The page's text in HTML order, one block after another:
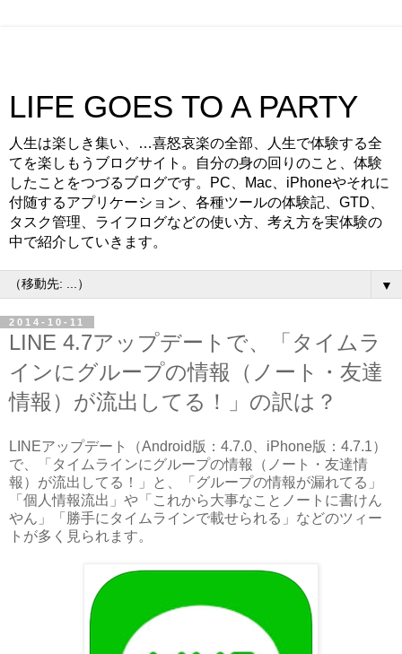
LIFE GOES TO A PARTY
人生は楽しき集い、…喜怒哀楽の全部、人生で体験する全
てを楽しもうブログサイト。自分の身の回りのこと、体験
したことをつづるブログです。PC、Mac、iPhoneやそれに
付随するアプリケーション、各種ツールの体験記、GTD、
タスク管理、ライフログなどの使い方、考え方を実体験の
中で紹介していきます。
▼
2014-10-11
LINE 4.7アップデートで、「タイムラ
インにグループの情報（ノート・友達
情報）が流出してる！」の訳は？
LINEアップデート（Android版：4.7.0、iPhone版：4.7.1）
で、「タイムラインにグループの情報（ノート・友達情
報）が流出してる！」と、「グループの情報が漏れてる」
「個人情報流出」や「これから大事なことノートに書けん
やん」「勝手にタイムラインで載せられる」などのツィー
トが多く見られます。